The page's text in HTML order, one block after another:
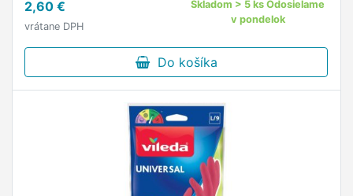
2,60 €
vrátane DPH
Skladom > 5 ks Odosielame
v pondelok
Do košíka